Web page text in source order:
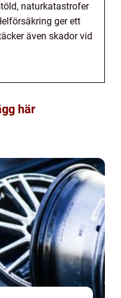
naturkatastrofer
ger ett
även skador vid
här